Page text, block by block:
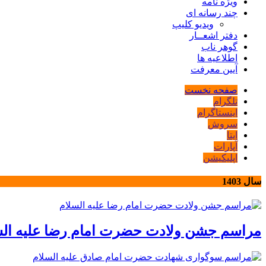
چند رسانه ای
ویدیو کلیپ
دفتر اشعــار
گوهر ناب
اطلاعیه ها
آیین معرفت
صفحه نخست
تلگرام
اینستاگرام
سروش
ایتا
آپارات
اپلیکیشن
سال 1403
مراسم جشن ولادت حضرت امام رضا علیه